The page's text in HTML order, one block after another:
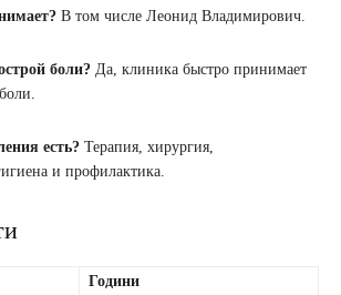
В том числе Леонид Владимирович.
боли? Да, клиника быстро принимает
есть? Терапия, хирургия,
и профилактика.
Години